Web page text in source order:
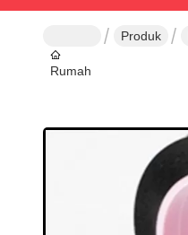
Rumah
Produk